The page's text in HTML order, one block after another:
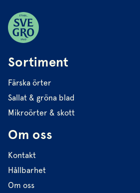
Sortiment
Färska örter
Sallat & gröna blad
Mikroörter & skott
Om oss
Kontakt
Hållbarhet
Om oss